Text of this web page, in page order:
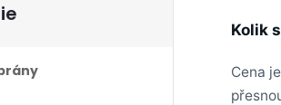
Kolik
Cena